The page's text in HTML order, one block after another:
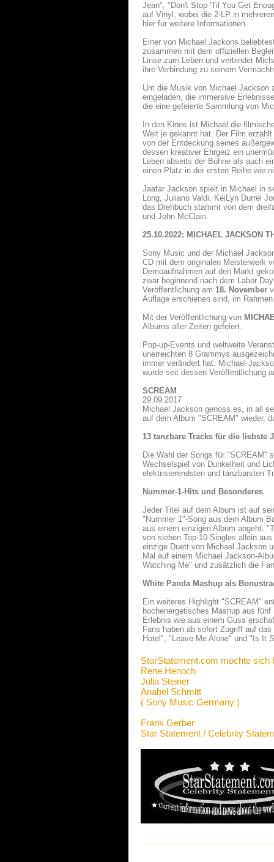
Jean", "Don't Stop 'Til You Get
auf Vinyl, wobei die 2-LP in
hier für weitere Informationen.
Einer von Michael Jackons
zusammen mit dem offiziellen
Linse zum Leben und verbindet
ihre Verbindung zu seinem
Um die Musik von Michael Jackson
eingeladen, die immersive
die eine gefeierte Sammlung von
In den Kinos ist Michael die
Welt je gekannt hat. Der Film
von der Entdeckung seines
dessen kreativer Ehrgeiz ein
Leben abseits der Bühne als auch
einen Platz in der ersten Reihe wie
Jaafar Jackson spielt in Michael in
Long, Juliano Valdi, KeiLyn Durrel
das Drehbuch stammt von dem
und John McClain.
25.10.2022: MICHAEL JACKSON
Sony Music und der Michael
CD mit dem originalen Meisterwerk
Demoaufnahmen auf den Markt
zwar beginnend nach dem Labor
Veröffentlichung am 18. November
Auflage erschienen sind, im
Mit der Veröffentlichung von
Albums aller Zeiten gefeiert.
Pop-up-Events und weltweite
unerreichten 8 Grammys
immer verändert hat. Michael
wurde seit dessen Veröffentlichung
SCREAM
29.09.2017
Michael Jackson genoss es, in all
auf dem Album "SCREAM" wieder,
13 tanzbare Tracks für die liebste
Die Wahl der Songs für "SCREAM"
Wechselspiel von Dunkelheit und
elektrisierendsten und tanzbarsten
Nummer-1-Hits und Besonderes
Jeder Titel auf dem Album ist auf
"Nummer 1"-Song aus dem Album
aus einem einzigen Album angeht.
von sieben Top-10-Singles allein
einzige Duett von Michael Jackson
Mal auf einem Michael Jackson-
Watching Me" und zusätzlich die
White Panda Mashup als
Ein weiteres Highlight "SCREAM"
hochenergetisches Mashup aus
Erlebnis wie aus einem Guss
Fans haben ab sofort Zugriff auf
Hotel", "Leave Me Alone" und "Is It
StarStatement.com möchte sich
Rene Henoch
Julia Steiner
Anabel Schmitt
( Sony Music Germany )
Frank Gerber
Star Statement / Celebrity